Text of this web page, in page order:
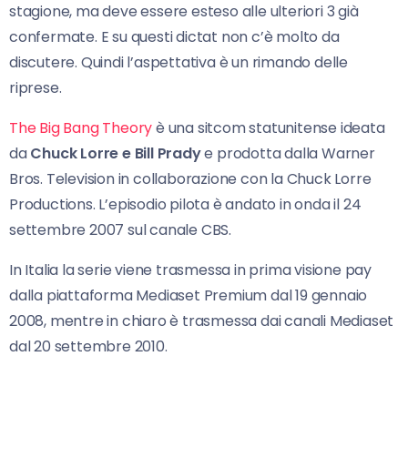
stagione, ma deve essere esteso alle ulteriori 3 già
confermate. E su questi dictat non c’è molto da
discutere. Quindi l’aspettativa è un rimando delle
riprese.
The Big Bang Theoryè una sitcom statunitense ideata
daChuck Lorre e Bill Pradye prodotta dalla Warner
Bros. Television in collaborazione con la Chuck Lorre
Productions. L’episodio pilota è andato in onda il 24
settembre 2007 sul canale CBS.
In Italia la serie viene trasmessa in prima visione pay
dalla piattaforma Mediaset Premium dal 19 gennaio
2008, mentre in chiaro è trasmessa dai canali Mediaset
dal 20 settembre 2010.